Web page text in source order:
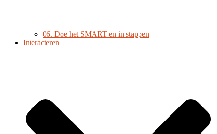
06. Doe het SMART en in stappen
Interacteren